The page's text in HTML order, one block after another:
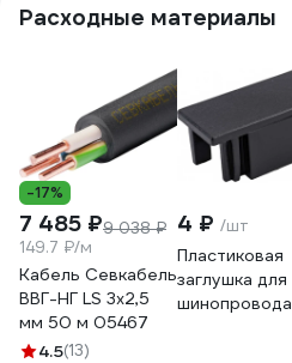
Расходные материалы
-17%
7 485 ₽9 038 ₽
149.7 ₽/м
Кабель Севкабель
ВВГ-НГ LS 3х2,5
мм 50 м 05467
4.5(13)
4 ₽ /шт
Пластиковая
заглушка для
шинопровода